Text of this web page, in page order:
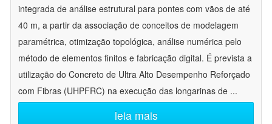
integrada de análise estrutural para pontes com vãos de até
40 m, a partir da associação de conceitos de modelagem
paramétrica, otimização topológica, análise numérica pelo
método de elementos finitos e fabricação digital. É prevista a
utilização do Concreto de Ultra Alto Desempenho Reforçado
com Fibras (UHPFRC) na execução das longarinas de ...
leia mais